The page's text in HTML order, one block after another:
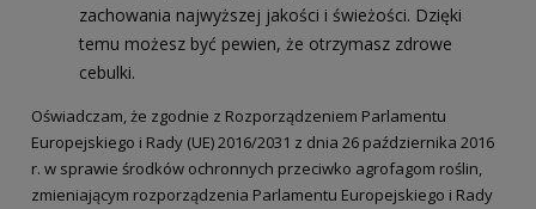
zachowania najwyższej jakości i świeżości. Dzięki
temu możesz być pewien, że otrzymasz zdrowe
cebulki.
Oświadczam, że zgodnie z Rozporządzeniem Parlamentu
Europejskiego i Rady (UE) 2016/2031 z dnia 26 października 2016
r. w sprawie środków ochronnych przeciwko agrofagom roślin,
zmieniającym rozporządzenia Parlamentu Europejskiego i Rady